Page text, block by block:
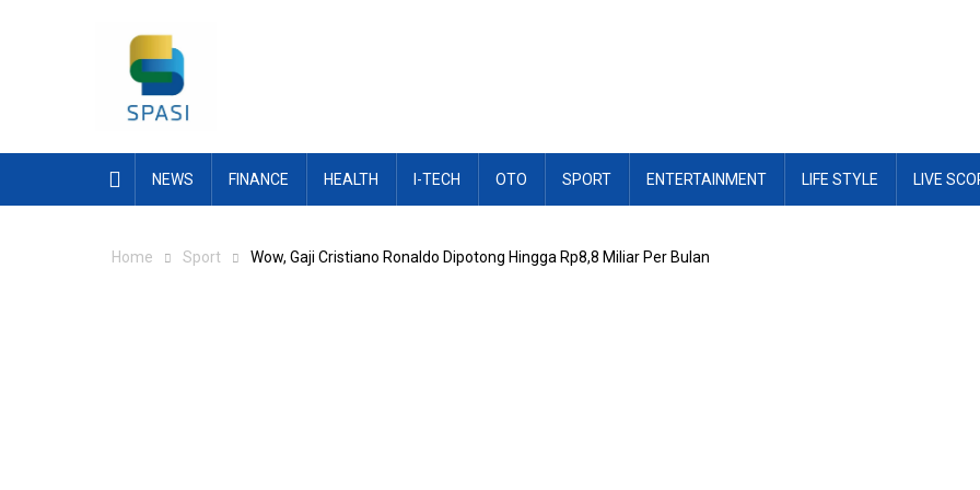
NEWS FINANCE HEALTH I-TECH OTO SPORT ENTERTAINMENT LIFE STYLE LIVE
Home Sport Wow, Gaji Cristiano Ronaldo Dipotong Hingga Rp8,8 Miliar Per Bulan